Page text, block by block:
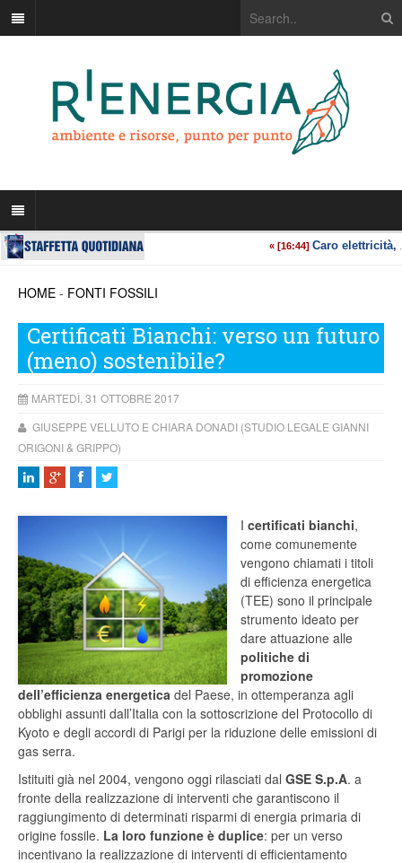
HOME - FONTI FOSSILI
Certificati Bianchi: verso un futuro
(meno) sostenibile?
MARTEDÌ, 31 OTTOBRE 2017
GIUSEPPE VELLUTO E CHIARA DONADI (STUDIO LEGALE GIANNI
ORIGONI & GRIPPO)
I certificati bianchi,
come comunemente
vengono chiamati i titoli
di efficienza energetica
(TEE) sono il principale
strumento ideato per
dare attuazione alle
politiche di
promozione
dell’efficienza energetica del Paese, in ottemperanza agli
obblighi assunti dall’Italia con la sottoscrizione del Protocollo di
Kyoto e degli accordi di Parigi per la riduzione delle emissioni di
gas serra.
Istituiti già nel 2004, vengono oggi rilasciati dal GSE S.p.A. a
fronte della realizzazione di interventi che garantiscono il
raggiungimento di determinati risparmi di energia primaria di
origine fossile. La loro funzione è duplice: per un verso
incentivano la realizzazione di interventi di efficientamento